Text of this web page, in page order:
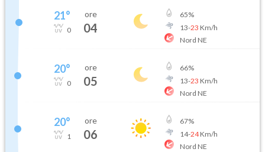
21°
0
ore
04
65%
13-23 Km/h
Nord NE
20°
0
ore
05
66%
13-23 Km/h
Nord NE
20°
1
ore
06
67%
14-24Km/h
Nord NE